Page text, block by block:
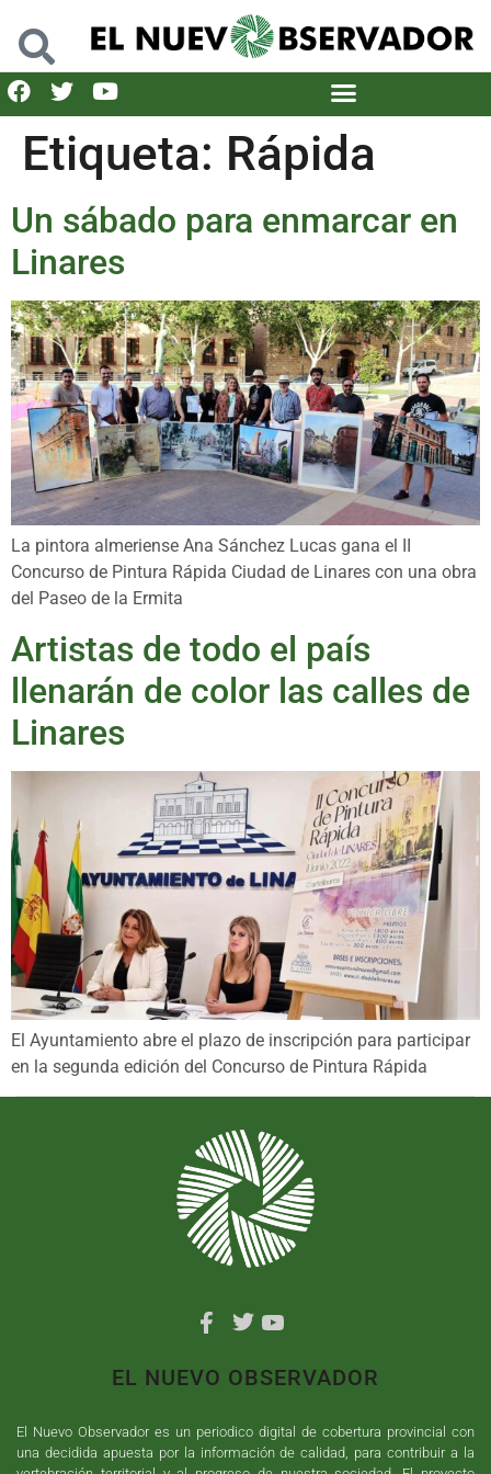
Etiqueta: Rápida
Un sábado para enmarcar en
Linares
La pintora almeriense Ana Sánchez Lucas gana el II
Concurso de Pintura Rápida Ciudad de Linares con una obra
del Paseo de la Ermita
Artistas de todo el país
llenarán de color las calles de
Linares
El Ayuntamiento abre el plazo de inscripción para participar
en la segunda edición del Concurso de Pintura Rápida
EL NUEVO OBSERVADOR
El Nuevo Observador es un periodico digital de cobertura provincial con
una decidida apuesta por la información de calidad, para contribuir a la